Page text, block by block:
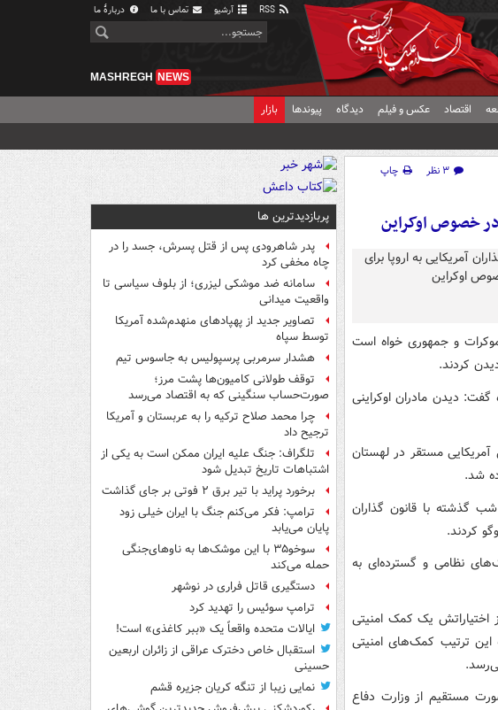
آرشیو تماس با ما دربارهٔ ما
MASHREGH NEWS
اقتصاد عکس و فیلم دیدگاه پیوندها بازار
۳ نظر
چاپ
در خصوص اوکراین
و جمهوری خواه است
کردند.
دیدن مادران اوکراینی
آمریکایی مستقر در لهستان
شد.
گذشته با قانون گذاران
کردند.
نظامی و گسترده‌ای به
اختیاراتش یک کمک امنیتی
و به این ترتیب کمک‌های امنیتی
مستقیم از وزارت دفاع
پربازدیدترین ها
پدر شاهرودی پس از قتل پسرش، جسد را در
چاه مخفی کرد
سامانه ضد موشکی لیزری؛ از بلوف سیاسی تا
واقعیت میدانی
تصاویر جدید از پهپادهای منهدم‌شده آمریکا
توسط سپاه
هشدار سرمربی پرسپولیس به جاسوس تیم
توقف طولانی کامیون‌ها پشت مرز؛
صورت‌حساب سنگینی که به اقتصاد می‌رسد
چرا محمد صلاح ترکیه را به عربستان و آمریکا
ترجیح داد
تلگراف: جنگ علیه ایران ممکن است به یکی از
اشتباهات تاریخ تبدیل شود
برخورد پراید با تیر برق ۲ فوتی بر جای گذاشت
ترامپ: فکر می‌کنم جنگ با ایران خیلی زود
پایان می‌یابد
سوخو۳۵ با این موشک‌ها به ناوهای‌جنگی
حمله می‌کند
دستگیری قاتل فراری در نوشهر
ترامپ سوئیس را تهدید کرد
ایالات متحده واقعاً یک «ببر کاغذی» است!
استقبال خاص دخترک عراقی از زائران اربعین
حسینی
نمایی زیبا از تنگه کریان جزیره قشم